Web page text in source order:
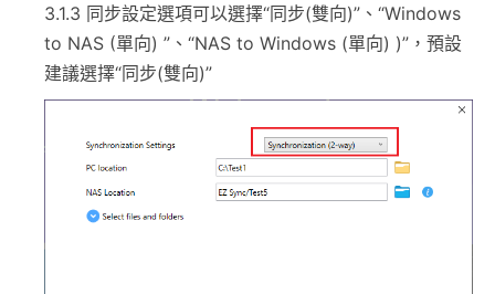
3.1.3 同步設定選項可以選擇“同步(雙向)”、“Windows
to NAS (單向) ”、“NAS to Windows (單向) )”，預設
建議選擇“同步(雙向)”